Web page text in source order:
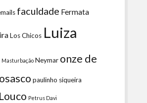
faculdade Fermata
Los Chicos Luiza
Masturbação Neymar onze de
osasco paulinho siqueira
Petrus Davi